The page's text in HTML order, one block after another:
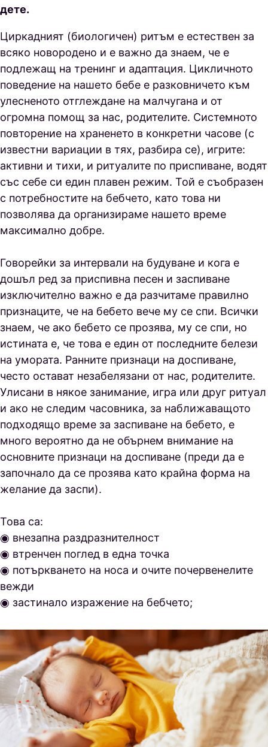
дете.
Циркадният (биологичен) ритъм е естествен за
всяко новородено и е важно да знаем, че е
подлежащ на тренинг и адаптация. Цикличното
поведение на нашето бебе е разковничето към
улесненото отглеждане на малчугана и от
огромна помощ за нас, родителите. Системното
повторение на храненето в конкретни часове (с
известни вариации в тях, разбира се), игрите:
активни и тихи, и ритуалите по приспиване, водят
със себе си един плавен режим. Той е съобразен
с потребностите на бебчето, като това ни
позволява да организираме нашето време
максимално добре.
Говорейки за интервали на будуване и кога е
дошъл ред за приспивна песен и заспиване
изключително важно е да разчитаме правилно
признаците, че на бебето вече му се спи. Всички
знаем, че ако бебето се прозява, му се спи, но
истината е, че това е един от последните белези
на умората. Ранните признаци на доспиване,
често остават незабелязани от нас, родителите.
Улисани в някое занимание, игра или друг ритуал
и ако не следим часовника, за наближаващото
подходящо време за заспиване на бебето, е
много вероятно да не обърнем внимание на
основните признаци на доспиване (преди да е
започнало да се прозява като крайна форма на
желание да заспи).
Това са:
◉ внезапна раздразнителност
◉ втренчен поглед в една точка
◉ потъркването на носа и очите почервенелите
вежди
◉ застинало изражение на бебчето;